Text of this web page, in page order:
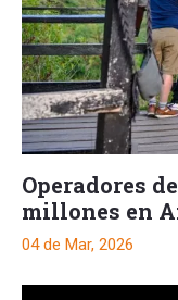
Operadores
millones en
04 de Mar, 2026